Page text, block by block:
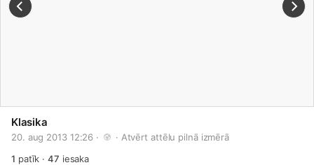
Klasika
20. aug 2013 12:26 · · Atvērt attēlu pilnā izmērā
1 patīk ·47 iesaka